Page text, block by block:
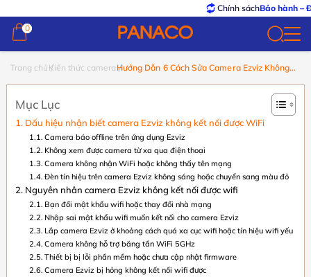
Chính sáchBảo hành – Đổi trảtốt
0
0
Trang chủ Kiến thức camera Hướng Dẫn 6 Cách Sửa Camera Ezviz Không
Mục Lục
Dấu hiệu nhận biết camera Ezviz không kết nối được WiFi
Camera báo offline trên ứng dụng Ezviz
Không xem được camera từ xa qua điện thoại
Camera không nhận WiFi hoặc không thấy tên mạng
Đèn tín hiệu trên camera Ezviz không sáng hoặc chuyển sang màu đỏ
Nguyên nhân camera Ezviz không kết nối được wifi
Bạn đổi mật khẩu wifi hoặc thay đổi nhà mạng
Nhập sai mật khẩu wifi muốn kết nối cho camera Ezviz
Lắp camera Ezviz ở khoảng cách quá xa cục wifi hoặc tín hiệu wifi yếu
Camera không hỗ trợ băng tần WiFi 5GHz
Thiết bị bị lỗi phần mềm hoặc chưa cập nhật firmware
Camera Ezviz bị hỏng không kết nối wifi được